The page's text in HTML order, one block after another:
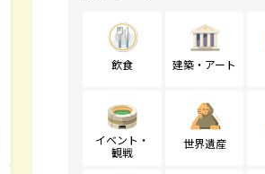
飲食 建築・アート
イベント・
観戦
世界遺産